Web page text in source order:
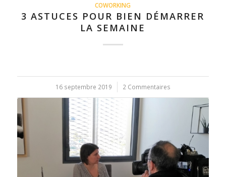
COWORKING
3 ASTUCES POUR BIEN DÉMARRER
LA SEMAINE
16 septembre 2019
/ 2 Commentaires